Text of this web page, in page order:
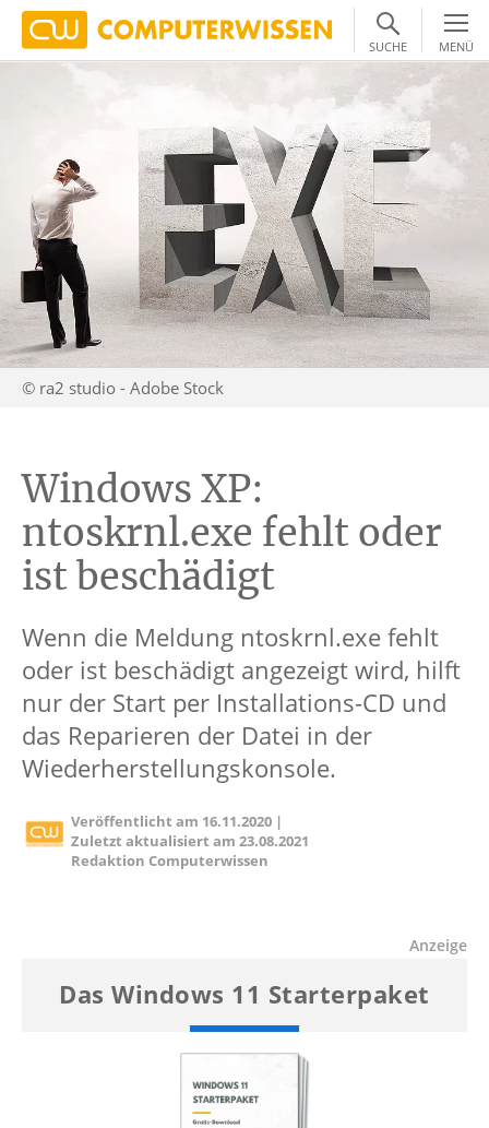
SUCHE MENÜ
© ra2 studio - Adobe Stock
Windows XP:
ntoskrnl.exe fehlt oder
ist beschädigt
Wenn die Meldung ntoskrnl.exe fehlt
oder ist beschädigt angezeigt wird, hilft
nur der Start per Installations-CD und
das Reparieren der Datei in der
Wiederherstellungskonsole.
Veröffentlicht am 16.11.2020 |
Zuletzt aktualisiert am23.08.2021
Redaktion Computerwissen